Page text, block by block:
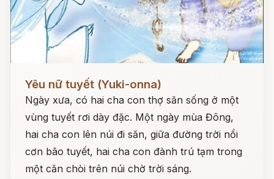
Yêu nữ tuyết (Yuki-onna)
Ngày xưa, có hai cha con thợ săn sống ở một
vùng tuyết rơi dày đặc. Một ngày mùa Đông,
hai cha con lên núi đi săn, giữa đường trời nổi
cơn bão tuyết, hai cha con đành trú tạm trong
một căn chòi trên núi chờ trời sáng.